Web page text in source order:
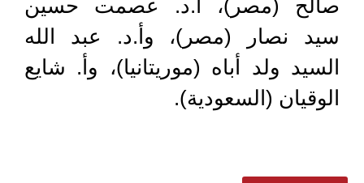
صالح (مصر)، أ.د. عصمت حسين
سيد نصار (مصر)، وأ.د. عبد الله
السيد ولد أباه (موريتانيا)، وأ. شايع
الوقيان (السعودية).